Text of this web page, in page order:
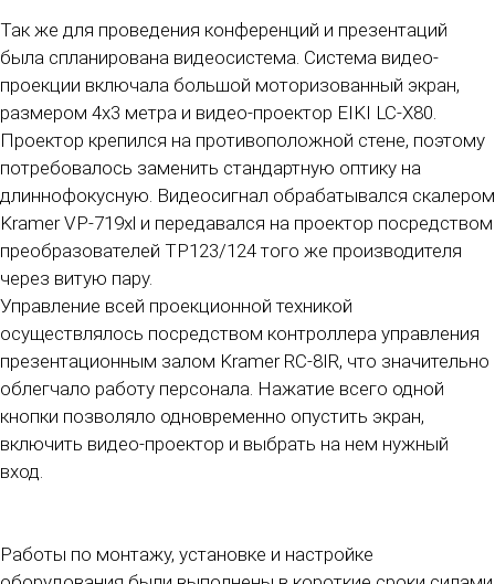
Так же для проведения конференций и презентаций
была спланирована видеосистема. Система видео-
проекции включала большой моторизованный экран,
размером 4х3 метра и видео-проектор EIKI LC-X80.
Проектор крепился на противоположной стене, поэтому
потребовалось заменить стандартную оптику на
длиннофокусную. Видеосигнал обрабатывался скалером
Kramer VP-719xl и передавался на проектор посредством
преобразователей TP123/124 того же производителя
через витую пару.
Управление всей проекционной техникой
осуществлялось посредством контроллера управления
презентационным залом Kramer RC-8IR, что значительно
облегчало работу персонала. Нажатие всего одной
кнопки позволяло одновременно опустить экран,
включить видео-проектор и выбрать на нем нужный
вход.
Работы по монтажу, установке и настройке